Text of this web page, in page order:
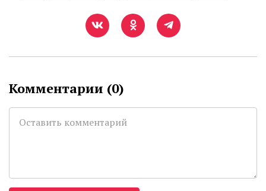
Комментарии (0)